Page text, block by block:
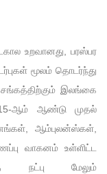
உறவானது, பரஸ்பர
மூலம் தொடர்ந்து
சங்கத்திற்கும் இலங்கை
ஆம் ஆண்டு முதல்
ஆம்புலன்ஸ்கள்,
வாகனம் உள்ளிட்ட
நட்பு மேலும்